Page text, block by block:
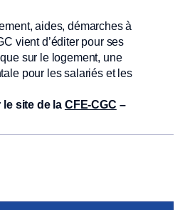
aides, démarches à
vient d’éditer pour ses
sur le logement, une
pour les salariés et les
le site de la CFE-CGC –